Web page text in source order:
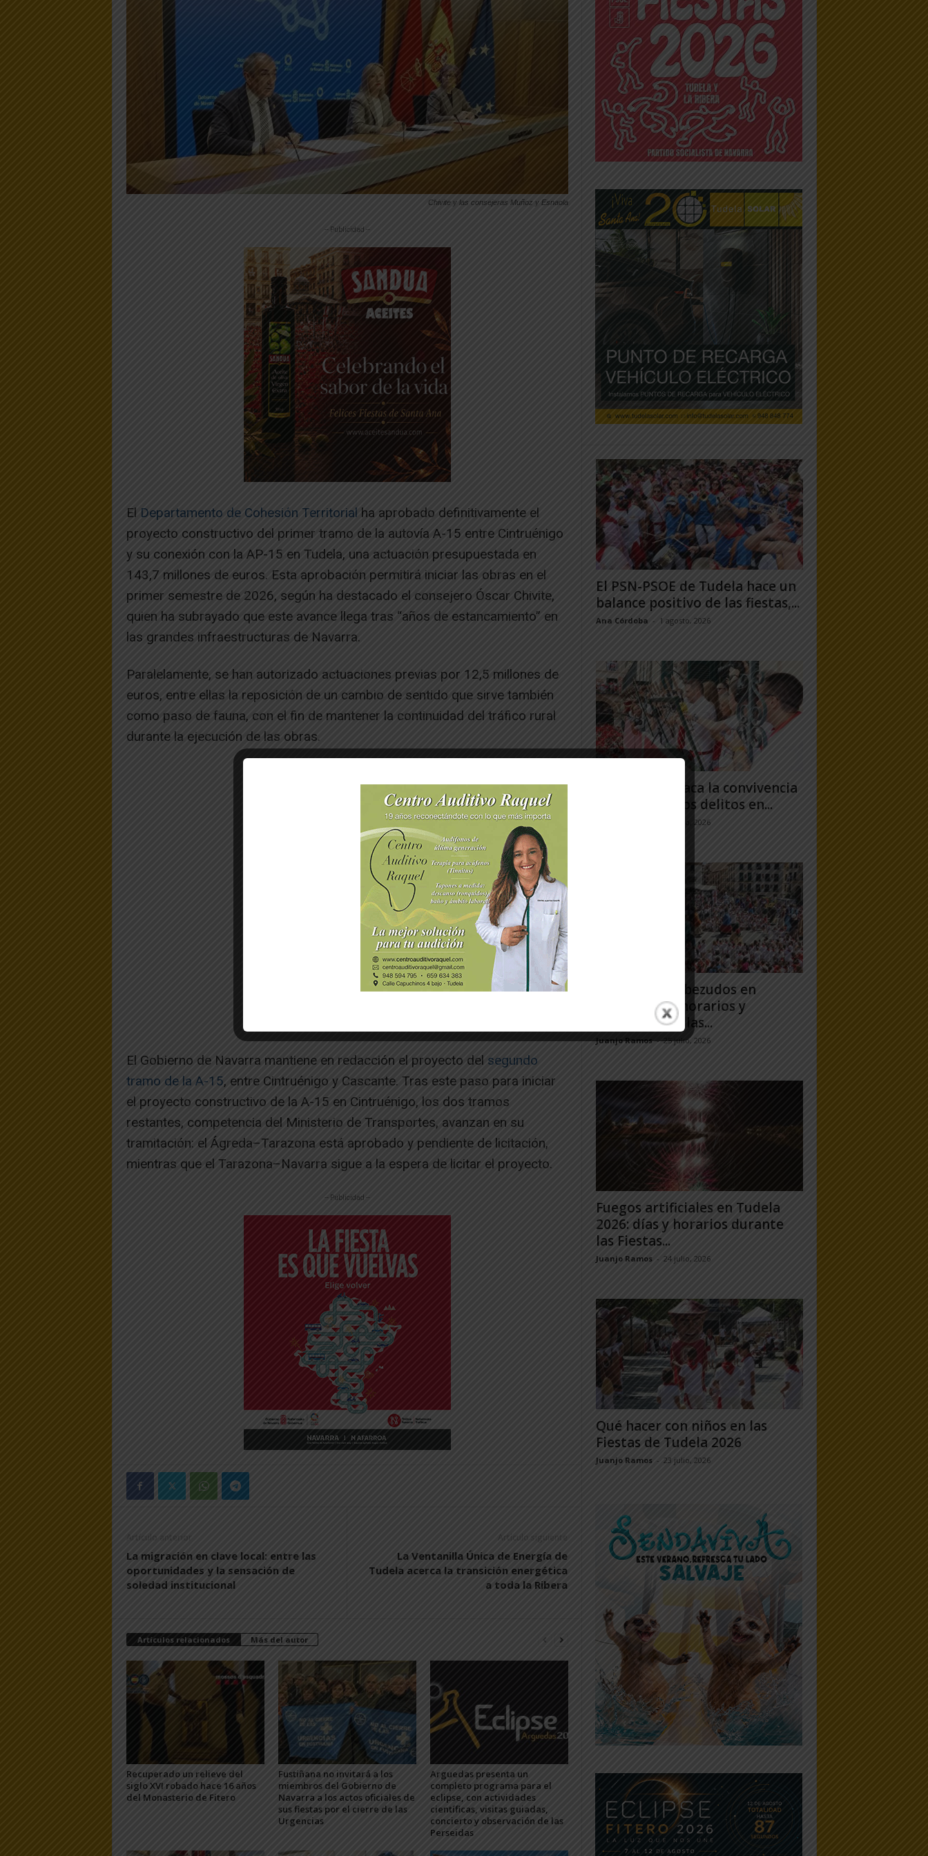
Chivite y las consejeras Muñoz y Esnaola
-- Publicidad --
El Departamento de Cohesión Territorial ha aprobado definitivamente el
proyecto constructivo del primer tramo de la autovía A-15 entre Cintruénigo
y su conexión con la AP-15 en Tudela, una actuación presupuestada en
143,7 millones de euros. Esta aprobación permitirá iniciar las obras en el
primer semestre de 2026, según ha destacado el consejero Óscar Chivite,
quien ha subrayado que este avance llega tras “años de estancamiento” en
las grandes infraestructuras de Navarra.
Paralelamente, se han autorizado actuaciones previas por 12,5 millones de
euros, entre ellas la reposición de un cambio de sentido que sirve también
como paso de fauna, con el fin de mantener la continuidad del tráfico rural
durante la ejecución de las obras.
El Gobierno de Navarra mantiene en redacción el proyecto del segundo
tramo de la A-15, entre Cintruénigo y Cascante. Tras este paso para iniciar
el proyecto constructivo de la A-15 en Cintruénigo, los dos tramos
restantes, competencia del Ministerio de Transportes, avanzan en su
tramitación: el Ágreda–Tarazona está aprobado y pendiente de licitación,
mientras que el Tarazona–Navarra sigue a la espera de licitar el proyecto.
-- Publicidad --
Artículo anterior
La migración en clave local: entre las
oportunidades y la sensación de
soledad institucional
Artículo siguiente
La Ventanilla Única de Energía de
Tudela acerca la transición energética
a toda la Ribera
Artículos relacionados Más del autor
Recuperado un relieve del
siglo XVI robado hace 16 años
del Monasterio de Fitero
Fustiñana no invitará a los
miembros del Gobierno de
Navarra a los actos oficiales de
sus fiestas por el cierre de las
Urgencias
Arguedas presenta un
completo programa para el
eclipse, con actividades
científicas, visitas guiadas,
concierto y observación de las
Perseidas
El PSN-PSOE de Tudela hace un
balance positivo de las fiestas,...
Ana Córdoba - 1 agosto, 2026
Toquero destaca la convivencia
y la caída de los delitos en...
31 julio, 2026
Gigantes y Cabezudos en
Tudela 2026: horarios y
recorridos en las...
Juanjo Ramos - 25 julio, 2026
Fuegos artificiales en Tudela
2026: días y horarios durante
las Fiestas...
Juanjo Ramos - 24 julio, 2026
Qué hacer con niños en las
Fiestas de Tudela 2026
Juanjo Ramos - 23 julio, 2026